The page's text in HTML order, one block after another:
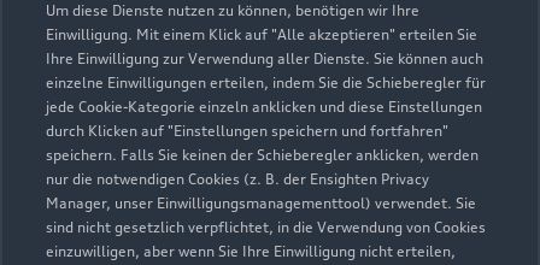
Um diese Dienste nutzen zu können, benötigen wir Ihre
Einwilligung. Mit einem Klick auf "Alle akzeptieren" erteilen Sie
Ihre Einwilligung zur Verwendung aller Dienste. Sie können auch
einzelne Einwilligungen erteilen, indem Sie die Schieberegler für
jede Cookie-Kategorie einzeln anklicken und diese Einstellungen
durch Klicken auf "Einstellungen speichern und fortfahren"
speichern. Falls Sie keinen der Schieberegler anklicken, werden
nur die notwendigen Cookies (z. B. der Ensighten Privacy
Manager, unser Einwilligungsmanagementtool) verwendet. Sie
sind nicht gesetzlich verpflichtet, in die Verwendung von Cookies
einzuwilligen, aber wenn Sie Ihre Einwilligung nicht erteilen,
Zur Inspektion